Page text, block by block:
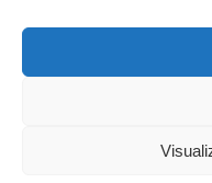
© Agenzia Piras - Rimini - CF